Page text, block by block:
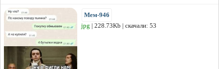
Мем-946
jpg | 228.73Kb | скачали: 53